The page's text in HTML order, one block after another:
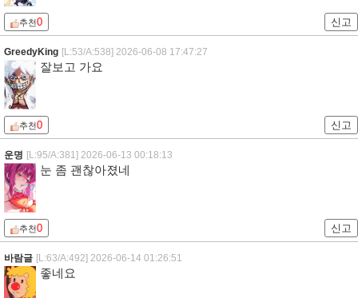
추천0 신고
GreedyKing [L:53/A:538] 2026-06-08 17:47:27
잘보고 가요
추천0 신고
운명 [L:95/A:381] 2026-06-13 00:18:13
눈 좀 괜찮아졌네
추천0 신고
바람글 [L:63/A:492] 2026-06-14 01:26:51
좋네요